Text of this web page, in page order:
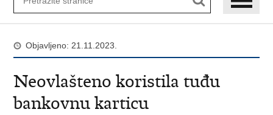
Objavljeno: 21.11.2023.
Neovlašteno koristila tuđu
bankovnu karticu